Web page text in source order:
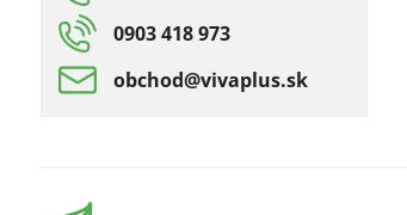
0903 418 973
obchod​@vivaplus​.sk